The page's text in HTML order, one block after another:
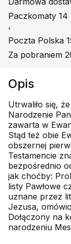
Paczkomaty 14
'
Poczta Polska
Za pobraniem
Opis
Utrwaliło się,
Narodzenie
zawarta w
Stąd też obie
obszernej
Testamencie
bezpośrednio
jak choćby:
listy Pawłowe
uznane przez
Jezusa,
Dołączony na
narodzeniu